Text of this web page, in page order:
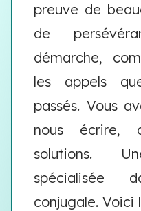
preuve de
de
démarche,
les appels
passés. Vous
nous écrire,
solutions.
spécialisée
conjugale. Voici